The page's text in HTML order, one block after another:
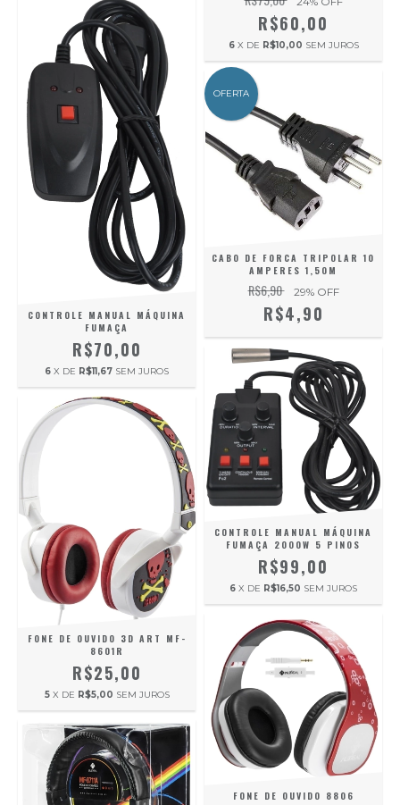
R$60,00
6 X DE R$10,00 SEM JUROS
OFERTA
CABO DE FORCA TRIPOLAR 10
AMPERES 1,50M
R$6,90 29% OFF
R$4,90
CONTROLE MANUAL MÁQUINA
FUMAÇA
R$70,00
6 X DE R$11,67 SEM JUROS
CONTROLE MANUAL MÁQUINA
FUMAÇA 2000W 5 PINOS
R$99,00
6 X DE R$16,50 SEM JUROS
FONE DE OUVIDO 3D ART MF-
8601R
R$25,00
5 X DE R$5,00 SEM JUROS
FONE DE OUVIDO 8806